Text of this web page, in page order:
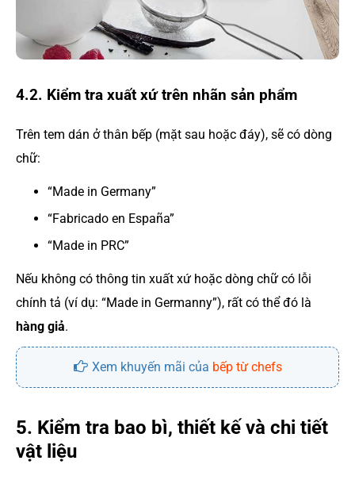
4.2. Kiểm tra xuất xứ trên nhãn sản phẩm
Trên tem dán ở thân bếp (mặt sau hoặc đáy), sẽ có dòng
chữ:
“Made in Germany”
“Fabricado en España”
“Made in PRC”
Nếu không có thông tin xuất xứ hoặc dòng chữ có lỗi
chính tả (ví dụ: “Made in Germanny”), rất có thể đó là
hàng giả.
Xem khuyến mãi của bếp từ chefs
5. Kiểm tra bao bì, thiết kế và chi tiết
vật liệu